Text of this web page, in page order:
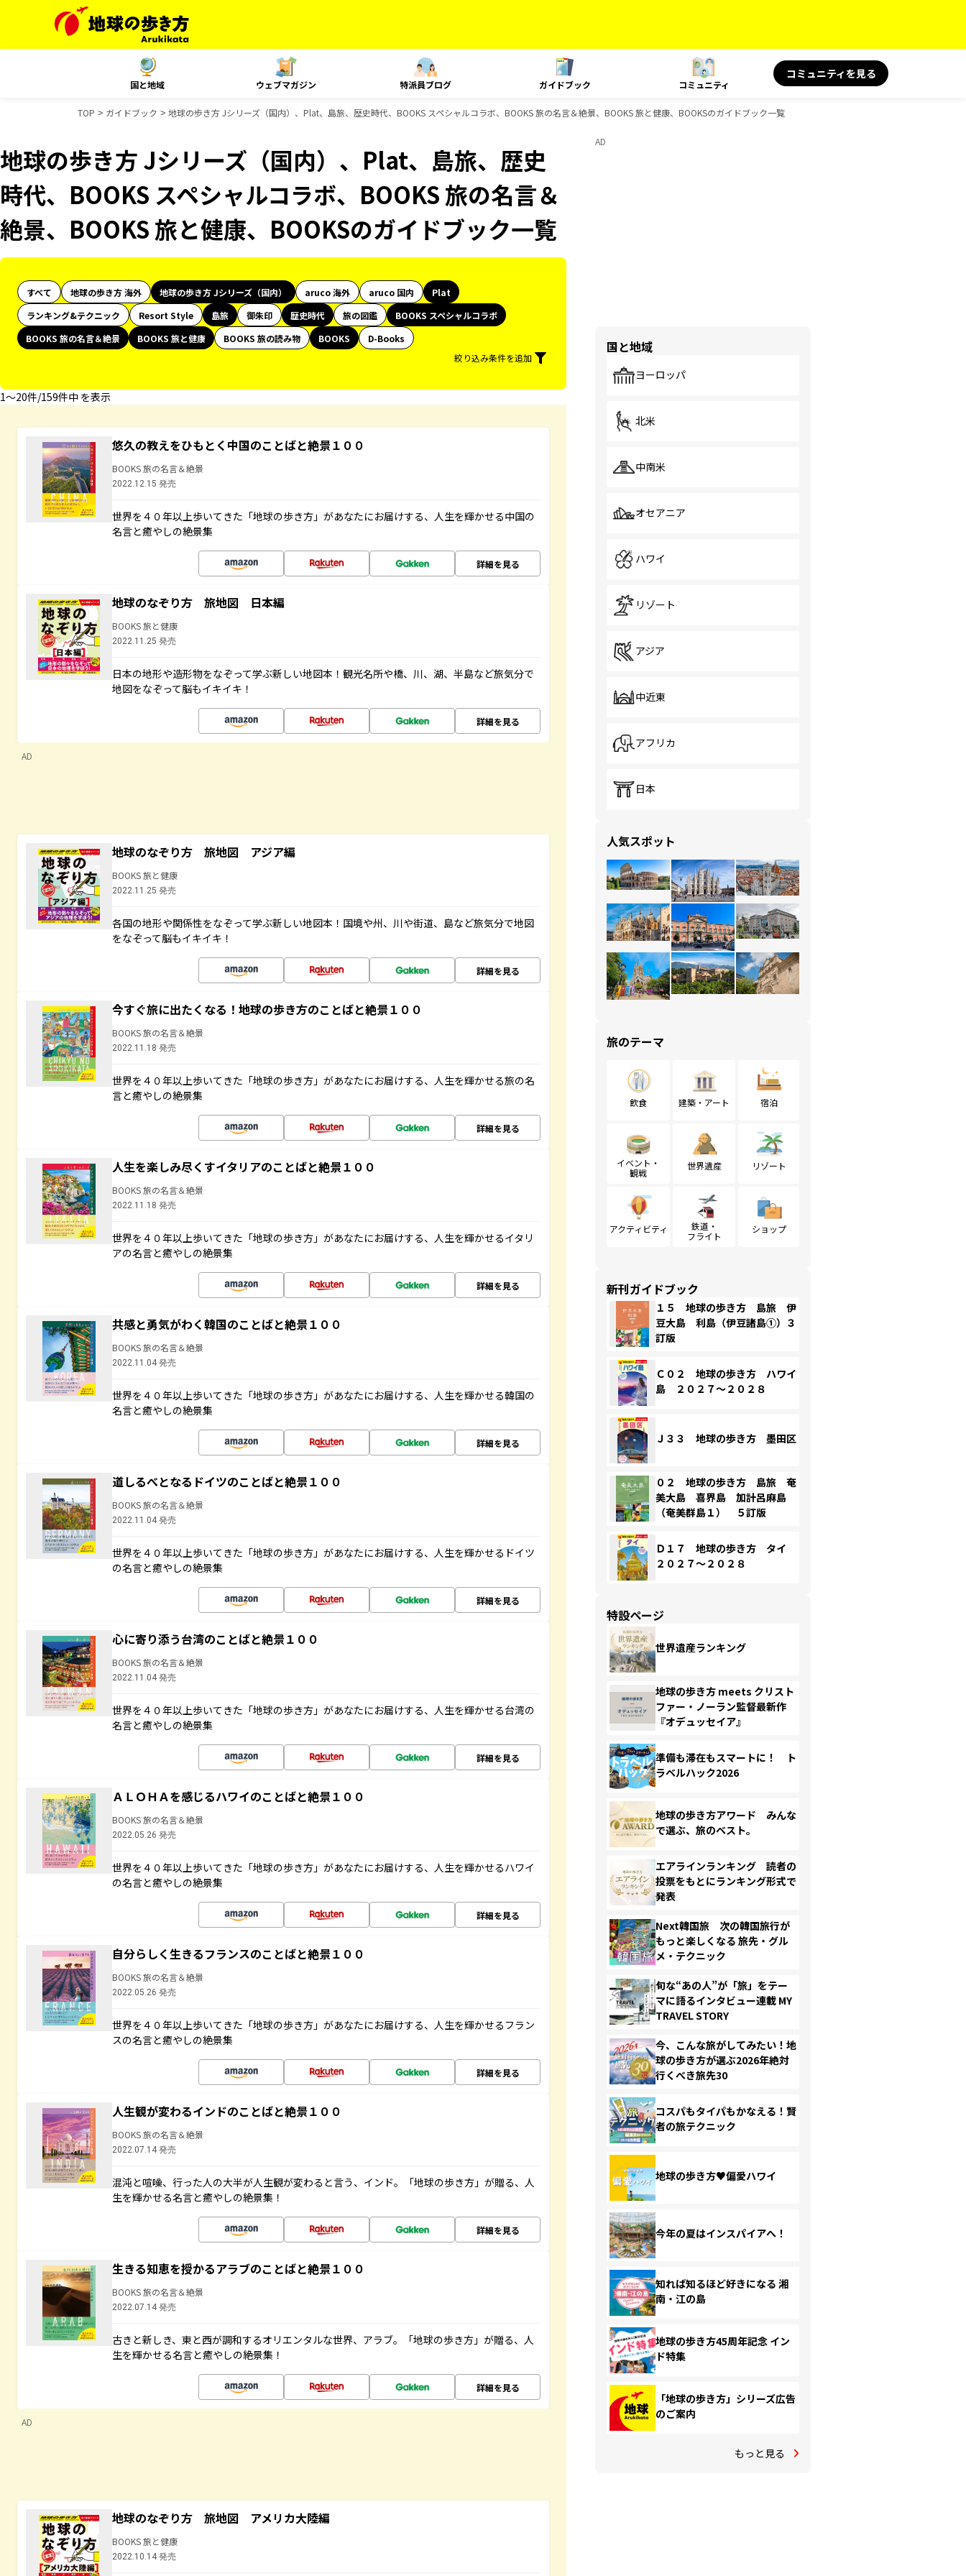
国と地域 ウェブマガジン 特派員ブログ ガイドブック コミュニティ
コミュニティを見る
TOP ガイドブック 地球の歩き方 Jシリーズ（国内）、Plat、島旅、歴史時代、BOOKS スペシャルコラボ、BOOKS 旅の名言＆絶景、BOOKS 旅と健康、BOOKSのガイドブック一覧
地球の歩き方 Jシリーズ（国内）、Plat、島旅、歴史
時代、BOOKS スペシャルコラボ、BOOKS 旅の名言＆
絶景、BOOKS 旅と健康、BOOKSのガイドブック一覧
すべて 地球の歩き方 海外 地球の歩き方 Jシリーズ（国内） aruco 海外 aruco 国内
Plat
ランキング&テクニック
Resort Style 島旅 御朱印 歴史時代 旅の図鑑
BOOKS スペシャルコラボ
BOOKS 旅の名言＆絶景
BOOKS 旅と健康 BOOKS 旅の読み物 BOOKS
D-Books
絞り込み条件を追加
1〜20件/159件中 を表示
悠久の教えをひもとく中国のことばと絶景１００
BOOKS 旅の名言＆絶景
2022.12.15 発売
世界を４０年以上歩いてきた「地球の歩き方」があなたにお届けする、人生を輝かせる中国の
名言と癒やしの絶景集
詳細を見る
地球のなぞり方 旅地図 日本編
BOOKS 旅と健康
2022.11.25 発売
日本の地形や造形物をなぞって学ぶ新しい地図本！観光名所や橋、川、湖、半島など旅気分で
地図をなぞって脳もイキイキ！
詳細を見る
AD
地球のなぞり方 旅地図 アジア編
BOOKS 旅と健康
2022.11.25 発売
各国の地形や関係性をなぞって学ぶ新しい地図本！国境や州、川や街道、島など旅気分で地図
をなぞって脳もイキイキ！
詳細を見る
今すぐ旅に出たくなる！地球の歩き方のことばと絶景１００
BOOKS 旅の名言＆絶景
2022.11.18 発売
世界を４０年以上歩いてきた「地球の歩き方」があなたにお届けする、人生を輝かせる旅の名
言と癒やしの絶景集
詳細を見る
人生を楽しみ尽くすイタリアのことばと絶景１００
BOOKS 旅の名言＆絶景
2022.11.18 発売
世界を４０年以上歩いてきた「地球の歩き方」があなたにお届けする、人生を輝かせるイタリ
アの名言と癒やしの絶景集
詳細を見る
共感と勇気がわく韓国のことばと絶景１００
BOOKS 旅の名言＆絶景
2022.11.04 発売
世界を４０年以上歩いてきた「地球の歩き方」があなたにお届けする、人生を輝かせる韓国の
名言と癒やしの絶景集
詳細を見る
道しるべとなるドイツのことばと絶景１００
BOOKS 旅の名言＆絶景
2022.11.04 発売
世界を４０年以上歩いてきた「地球の歩き方」があなたにお届けする、人生を輝かせるドイツ
の名言と癒やしの絶景集
詳細を見る
心に寄り添う台湾のことばと絶景１００
BOOKS 旅の名言＆絶景
2022.11.04 発売
世界を４０年以上歩いてきた「地球の歩き方」があなたにお届けする、人生を輝かせる台湾の
名言と癒やしの絶景集
詳細を見る
ＡＬＯＨＡを感じるハワイのことばと絶景１００
BOOKS 旅の名言＆絶景
2022.05.26 発売
世界を４０年以上歩いてきた「地球の歩き方」があなたにお届けする、人生を輝かせるハワイ
の名言と癒やしの絶景集
詳細を見る
自分らしく生きるフランスのことばと絶景１００
BOOKS 旅の名言＆絶景
2022.05.26 発売
世界を４０年以上歩いてきた「地球の歩き方」があなたにお届けする、人生を輝かせるフラン
スの名言と癒やしの絶景集
詳細を見る
人生観が変わるインドのことばと絶景１００
BOOKS 旅の名言＆絶景
2022.07.14 発売
混沌と喧噪、行った人の大半が人生観が変わると言う、インド。「地球の歩き方」が贈る、人
生を輝かせる名言と癒やしの絶景集！
詳細を見る
生きる知恵を授かるアラブのことばと絶景１００
BOOKS 旅の名言＆絶景
2022.07.14 発売
古きと新しき、東と西が調和するオリエンタルな世界、アラブ。「地球の歩き方」が贈る、人
生を輝かせる名言と癒やしの絶景集！
詳細を見る
AD
地球のなぞり方 旅地図 アメリカ大陸編
BOOKS 旅と健康
2022.10.14 発売
AD
国と地域
ヨーロッパ
北米
中南米
オセアニア
ハワイ
リゾート
アジア
中近東
アフリカ
日本
人気スポット
旅のテーマ
飲食 建築・アート 宿泊
イベント・
観戦
世界遺産 リゾート
アクティビティ
鉄道・
フライト
ショップ
新刊ガイドブック
１５ 地球の歩き方 島旅 伊
豆大島 利島（伊豆諸島①）３
訂版
Ｃ０２ 地球の歩き方 ハワイ
島 ２０２７～２０２８
Ｊ３３ 地球の歩き方 墨田区
０２ 地球の歩き方 島旅 奄
美大島 喜界島 加計呂麻島
（奄美群島１） ５訂版
Ｄ１７ 地球の歩き方 タイ
２０２７～２０２８
特設ページ
世界遺産ランキング
地球の歩き方 meets クリスト
ファー・ノーラン監督最新作
『オデュッセイア』
準備も滞在もスマートに！ ト
ラベルハック2026
地球の歩き方アワード みんな
で選ぶ、旅のベスト。
エアラインランキング 読者の
投票をもとにランキング形式で
発表
Next韓国旅 次の韓国旅行が
もっと楽しくなる 旅先・グル
メ・テクニック
旬な“あの人”が「旅」をテー
マに語るインタビュー連載 MY
TRAVEL STORY
今、こんな旅がしてみたい！地
球の歩き方が選ぶ2026年絶対
行くべき旅先30
コスパもタイパもかなえる！賢
者の旅テクニック
地球の歩き方♥偏愛ハワイ
今年の夏はインスパイアへ！
知れば知るほど好きになる 湘
南・江の島
地球の歩き方45周年記念 イン
ド特集
「地球の歩き方」シリーズ広告
のご案内
もっと見る